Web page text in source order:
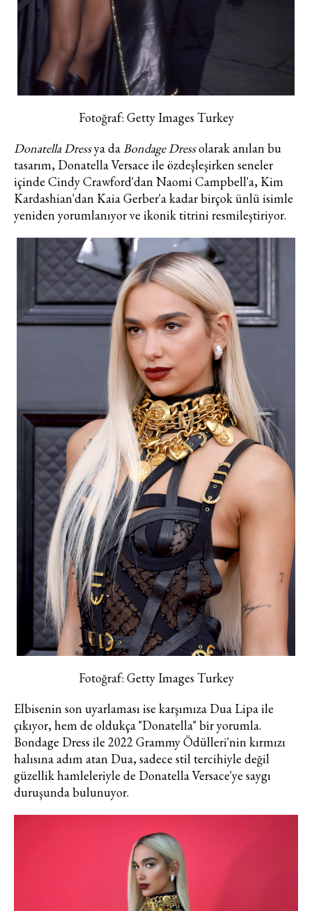
Haftalık E-Bülten
Moda dünyasında neler oluyor? Yeni
fikirler, öne çıkan koleksiyonlar, en
vogue trendler, ünlülerden güzelllik
sırları ve en popüler partilerden
haberdar olmak için haftalık e-
bültenimize kaydolun.
Turkuvaz Haberleşme ve Yayıncılık
A.Ş. tarafından
https://vogue.com.tr/internet sitesi
üzerinden sunulan ürün ve
hizmetlere ilişkin reklam, tanıtım,
amaçlı her türlü e-bülten/ ticari
yoluyla tarafıma yapılmasına onay
ve bu kapsamda/ amaçla ad/
soyad ve e-posta adresi verilerimin
işlenmesine açık rıza veriyorum.
Fotoğraf: Getty Images Turkey
Donatella Dressya daBondage Dressolarak anılan bu
tasarım, Donatella Versace ile özdeşleşirken seneler
içinde Cindy Crawford'dan Naomi Campbell'a, Kim
Kardashian'dan Kaia Gerber'a kadar birçok ünlü isimle
yeniden yorumlanıyor ve ikonik titrini resmileştiriyor.
Fotoğraf: Getty Images Turkey
Elbisenin son uyarlaması ise karşımıza Dua Lipa ile
çıkıyor, hem de oldukça "Donatella" bir yorumla.
Bondage Dress ile 2022 Grammy Ödülleri'nin kırmızı
halısına adım atan Dua, sadece stil tercihiyle değil
güzellik hamleleriyle de Donatella Versace'ye saygı
duruşunda bulunuyor.